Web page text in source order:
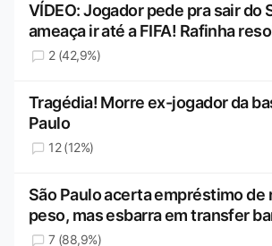
VÍDEO: Jogador pede pra sair do
ameaça ir até a FIFA! Rafinha
2 (42,9%)
Tragédia! Morre ex-jogador da
Paulo
12 (12%)
São Paulo acerta empréstimo de
peso, mas esbarra em transfer
7 (88,9%)